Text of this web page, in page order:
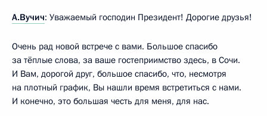
А.Вучич: Уважаемый господин Президент! Дорогие друзья!
Очень рад новой встрече с вами. Большое спасибо
за тёплые слова, за ваше гостеприимство здесь, в Сочи.
И Вам, дорогой друг, большое спасибо, что, несмотря
на плотный график, Вы нашли время встретиться с нами.
И конечно, это большая честь для меня, для нас.